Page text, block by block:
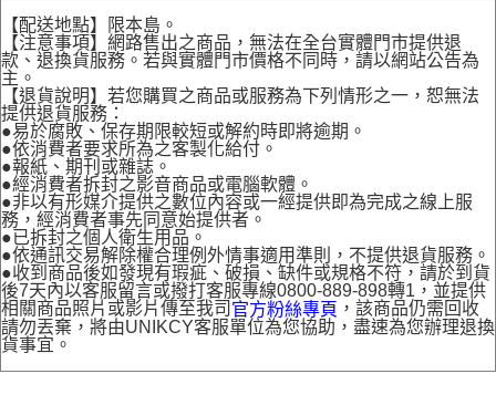
【配送地點】限本島。
【注意事項】網路售出之商品，無法在全台實體門市提供退
款、退換貨服務。若與實體門市價格不同時，請以網站公告為
主。
【退貨說明】若您購買之商品或服務為下列情形之一，恕無法
提供退貨服務：
●易於腐敗、保存期限較短或解約時即將逾期。
●依消費者要求所為之客製化給付。
●報紙、期刊或雜誌。
●經消費者拆封之影音商品或電腦軟體。
●非以有形媒介提供之數位內容或一經提供即為完成之線上服
務，經消費者事先同意始提供者。
●已拆封之個人衛生用品。
●依通訊交易解除權合理例外情事適用準則，不提供退貨服務。
●收到商品後如發現有瑕疵、破損、缺件或規格不符，請於到貨
後7天內以客服留言或撥打客服專線0800-889-898轉1，並提供
相關商品照片或影片傳至我司 官方粉絲專頁 ，該商品仍需回收
請勿丟棄，將由UNIKCY客服單位為您協助，盡速為您辦理退換
貨事宜。